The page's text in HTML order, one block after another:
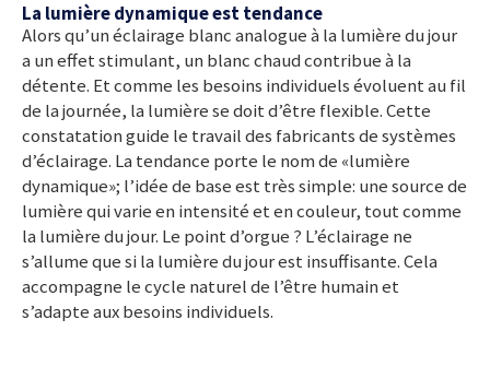
La lumière dynamique est tendance
Alors qu’un éclairage blanc analogue à la lumière du jour
a un effet stimulant, un blanc chaud contribue à la
détente. Et comme les besoins individuels évoluent au fil
de la journée, la lumière se doit d’être flexible. Cette
constatation guide le travail des fabricants de systèmes
d’éclairage. La tendance porte le nom de «lumière
dynamique»; l’idée de base est très simple: une source de
lumière qui varie en intensité et en couleur, tout comme
la lumière du jour. Le point d’orgue ? L’éclairage ne
s’allume que si la lumière du jour est insuffisante. Cela
accompagne le cycle naturel de l’être humain et
s’adapte aux besoins individuels.